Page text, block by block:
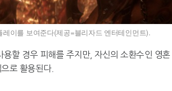
이를 보여준다(제공=블리자드 엔터테인먼트).
할 경우 피해를 주지만, 자신의 소환수인 영
로 활용된다.